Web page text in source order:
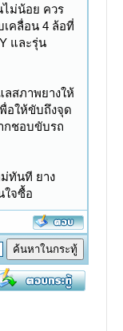
ไม่น้อย ควร
เคลื่อน 4 ล้อที่
และรุ่น
ลสภาพยางให้
อให้ขับถึงจุด
กชอบขับรถ
ทันที ยาง
ใจซื้อ